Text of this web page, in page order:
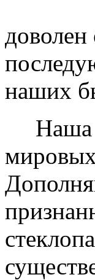
наших
Наша